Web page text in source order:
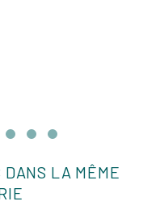
DANS LA MÊME